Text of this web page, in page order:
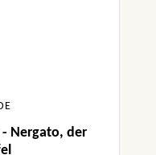
- Nergato, der